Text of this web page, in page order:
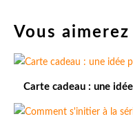
Vous aimerez
Carte cadeau : une